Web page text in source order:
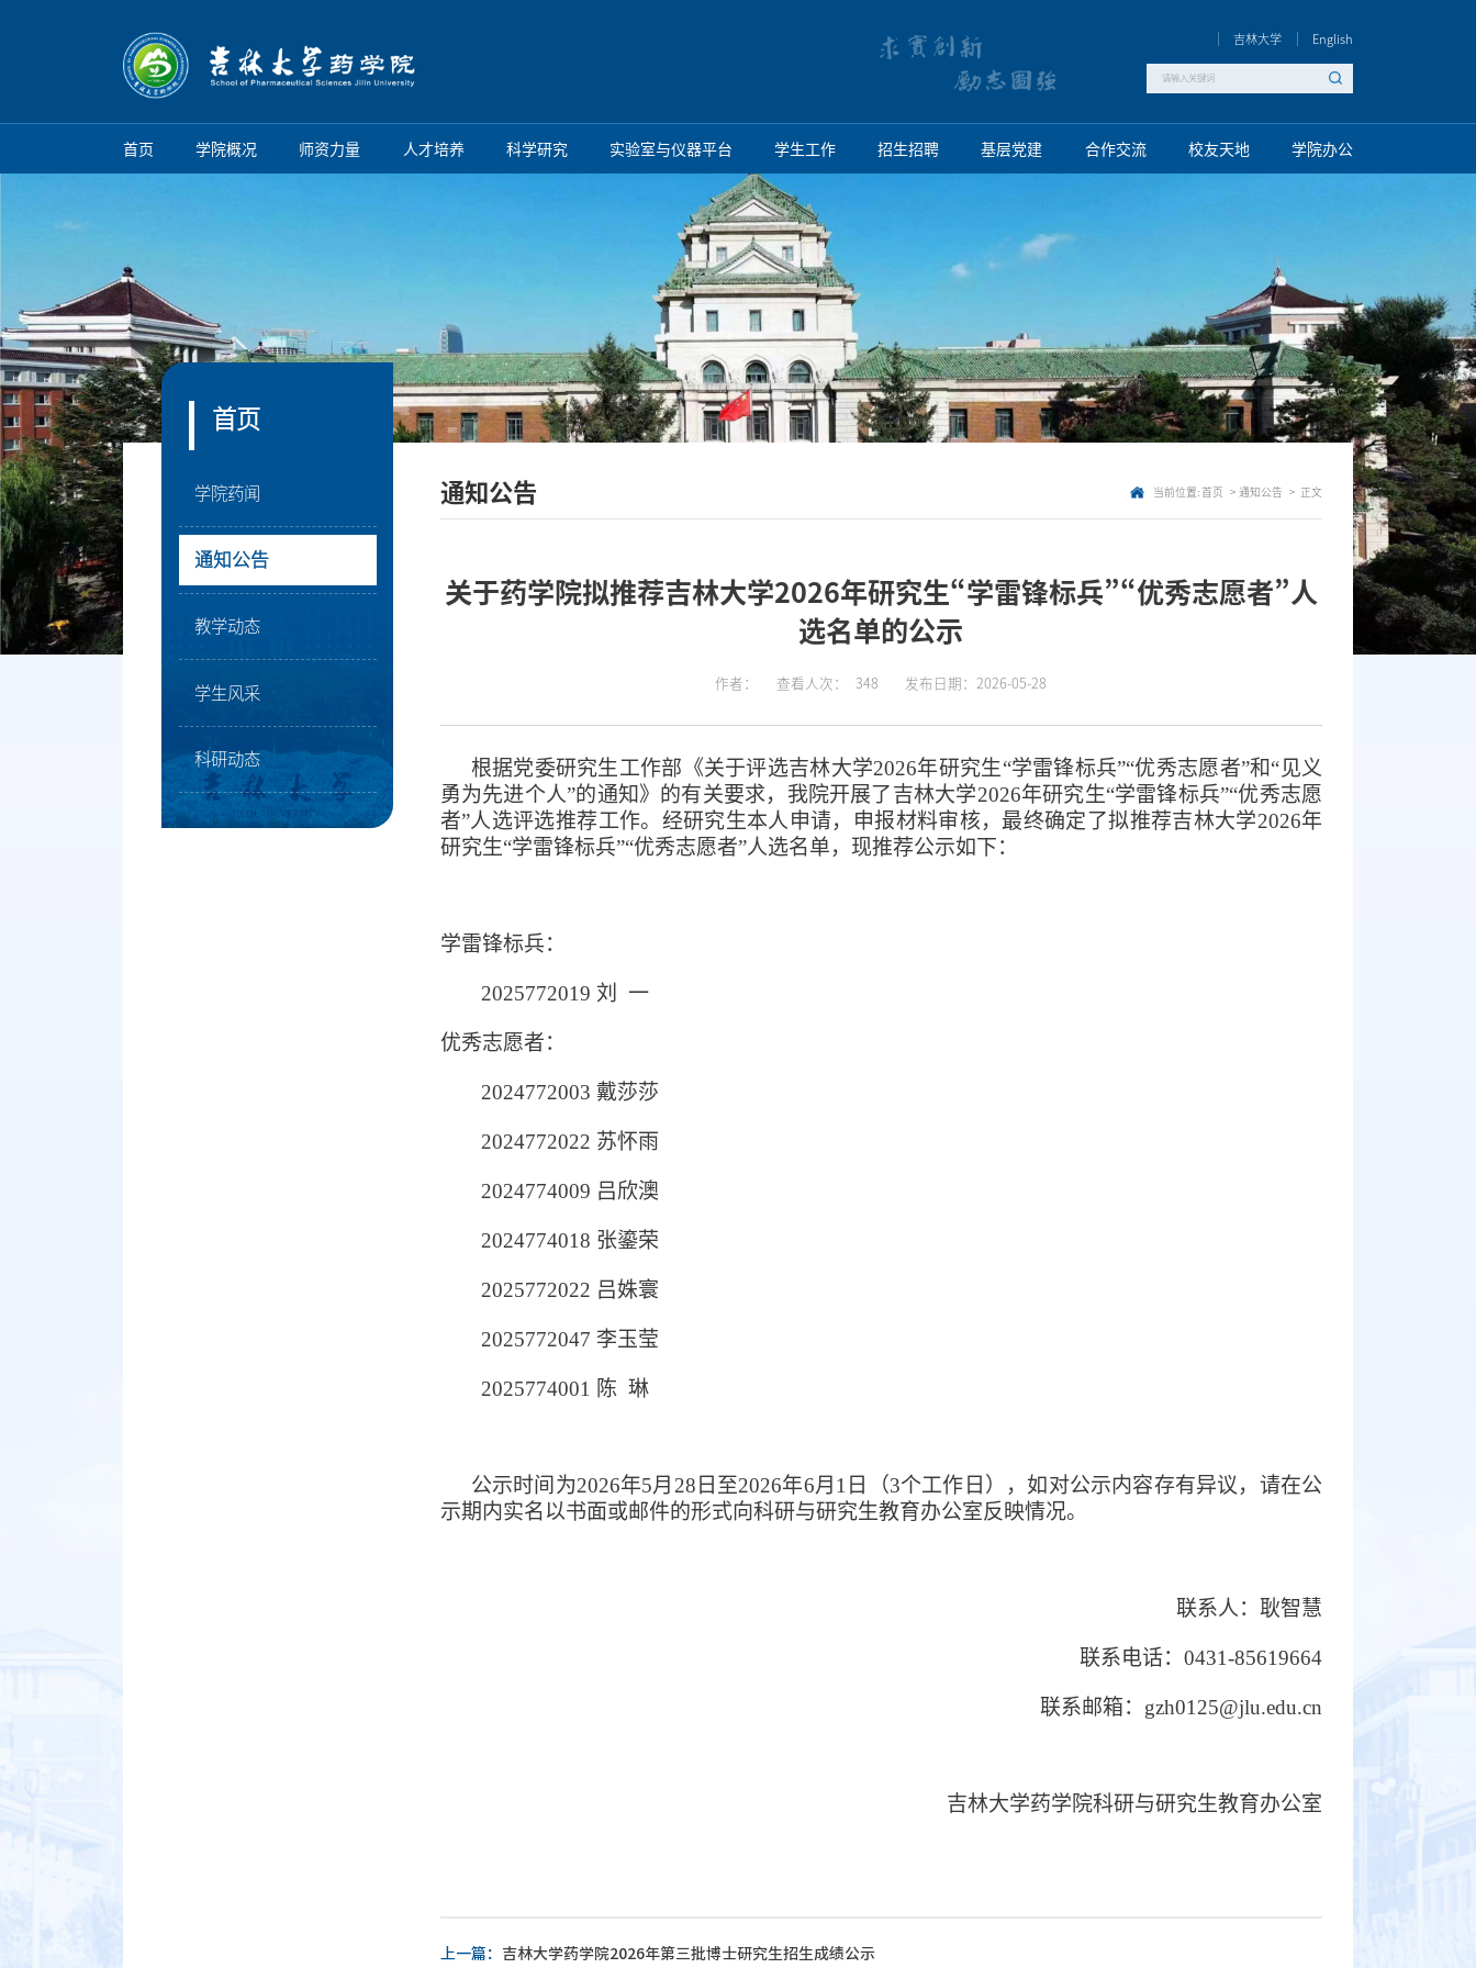
吉林大学 English
首页 学院概况 师资力量 人才培养 科学研究 实验室与仪器平台 学生工作 招生招聘 基层党建 合作交流 校友天地 学院办公
首页
学院药闻
通知公告
教学动态
学生风采
科研动态
通知公告 当前位置: 首页 通知公告 正文
关于药学院拟推荐吉林大学2026年研究生“学雷锋标兵”“优秀志愿者”人
选名单的公示
作者： 查看人次： 348 发布日期：2026-05-28
根据党委研究生工作部《关于评选吉林大学2026年研究生“学雷锋标兵”“优秀志愿者”和“见义
勇为先进个人”的通知》的有关要求，我院开展了吉林大学2026年研究生“学雷锋标兵”“优秀志愿
者”人选评选推荐工作。经研究生本人申请，申报材料审核，最终确定了拟推荐吉林大学2026年
研究生“学雷锋标兵”“优秀志愿者”人选名单，现推荐公示如下：
学雷锋标兵：
2025772019 刘 一
优秀志愿者：
2024772003 戴莎莎
2024772022 苏怀雨
2024774009 吕欣澳
2024774018 张鎏荣
2025772022 吕姝寰
2025772047 李玉莹
2025774001 陈 琳
公示时间为2026年5月 28 日至2026年6月 1 日 （3个工作日），如对公示内容存有异议，请在公
示期内实名以书面或邮件的形式向科研与研究生教育办公室反映情况。
联系人：耿智慧
联系电话： 0431-85619664
联系邮箱： gzh0125@jlu.edu.cn
吉林大学药学院科研与研究生教育办公室
上一篇： 吉林大学药学院2026年第三批博士研究生招生成绩公示